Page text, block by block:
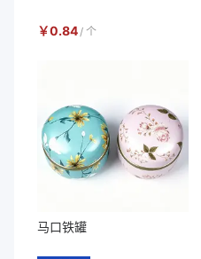
￥0.84 / 个
马口铁罐